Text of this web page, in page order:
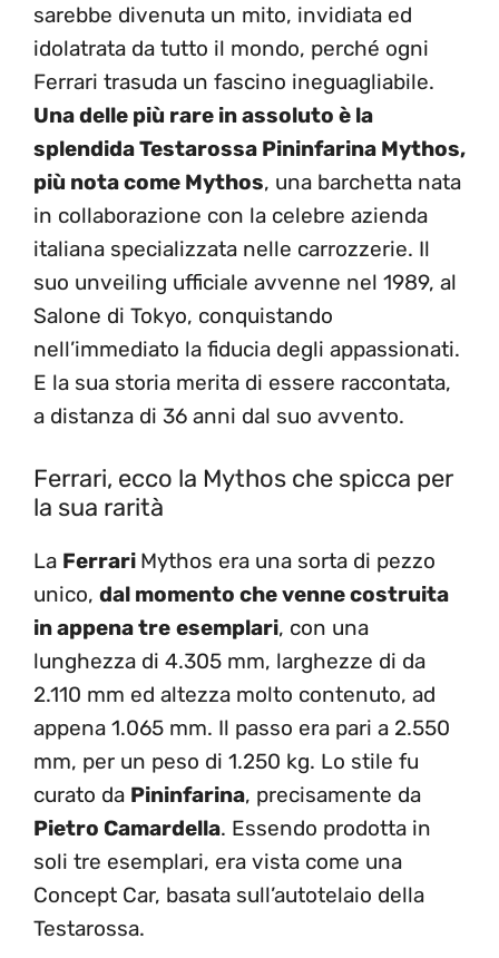
sarebbe divenuta un mito, invidiata ed
idolatrata da tutto il mondo, perché ogni
Ferrari trasuda un fascino ineguagliabile.
Una delle più rare in assoluto è la
splendida Testarossa Pininfarina Mythos,
più nota come Mythos, una barchetta nata
in collaborazione con la celebre azienda
italiana specializzata nelle carrozzerie. Il
suo unveiling ufficiale avvenne nel 1989, al
Salone di Tokyo, conquistando
nell’immediato la fiducia degli appassionati.
E la sua storia merita di essere raccontata,
a distanza di 36 anni dal suo avvento.
Ferrari, ecco la Mythos che spicca per
la sua rarità
La Ferrari Mythos era una sorta di pezzo
unico, dal momento che venne costruita
in appena tre esemplari, con una
lunghezza di 4.305 mm, larghezze di da
2.110 mm ed altezza molto contenuto, ad
appena 1.065 mm. Il passo era pari a 2.550
mm, per un peso di 1.250 kg. Lo stile fu
curato da Pininfarina, precisamente da
Pietro Camardella. Essendo prodotta in
soli tre esemplari, era vista come una
Concept Car, basata sull’autotelaio della
Testarossa.